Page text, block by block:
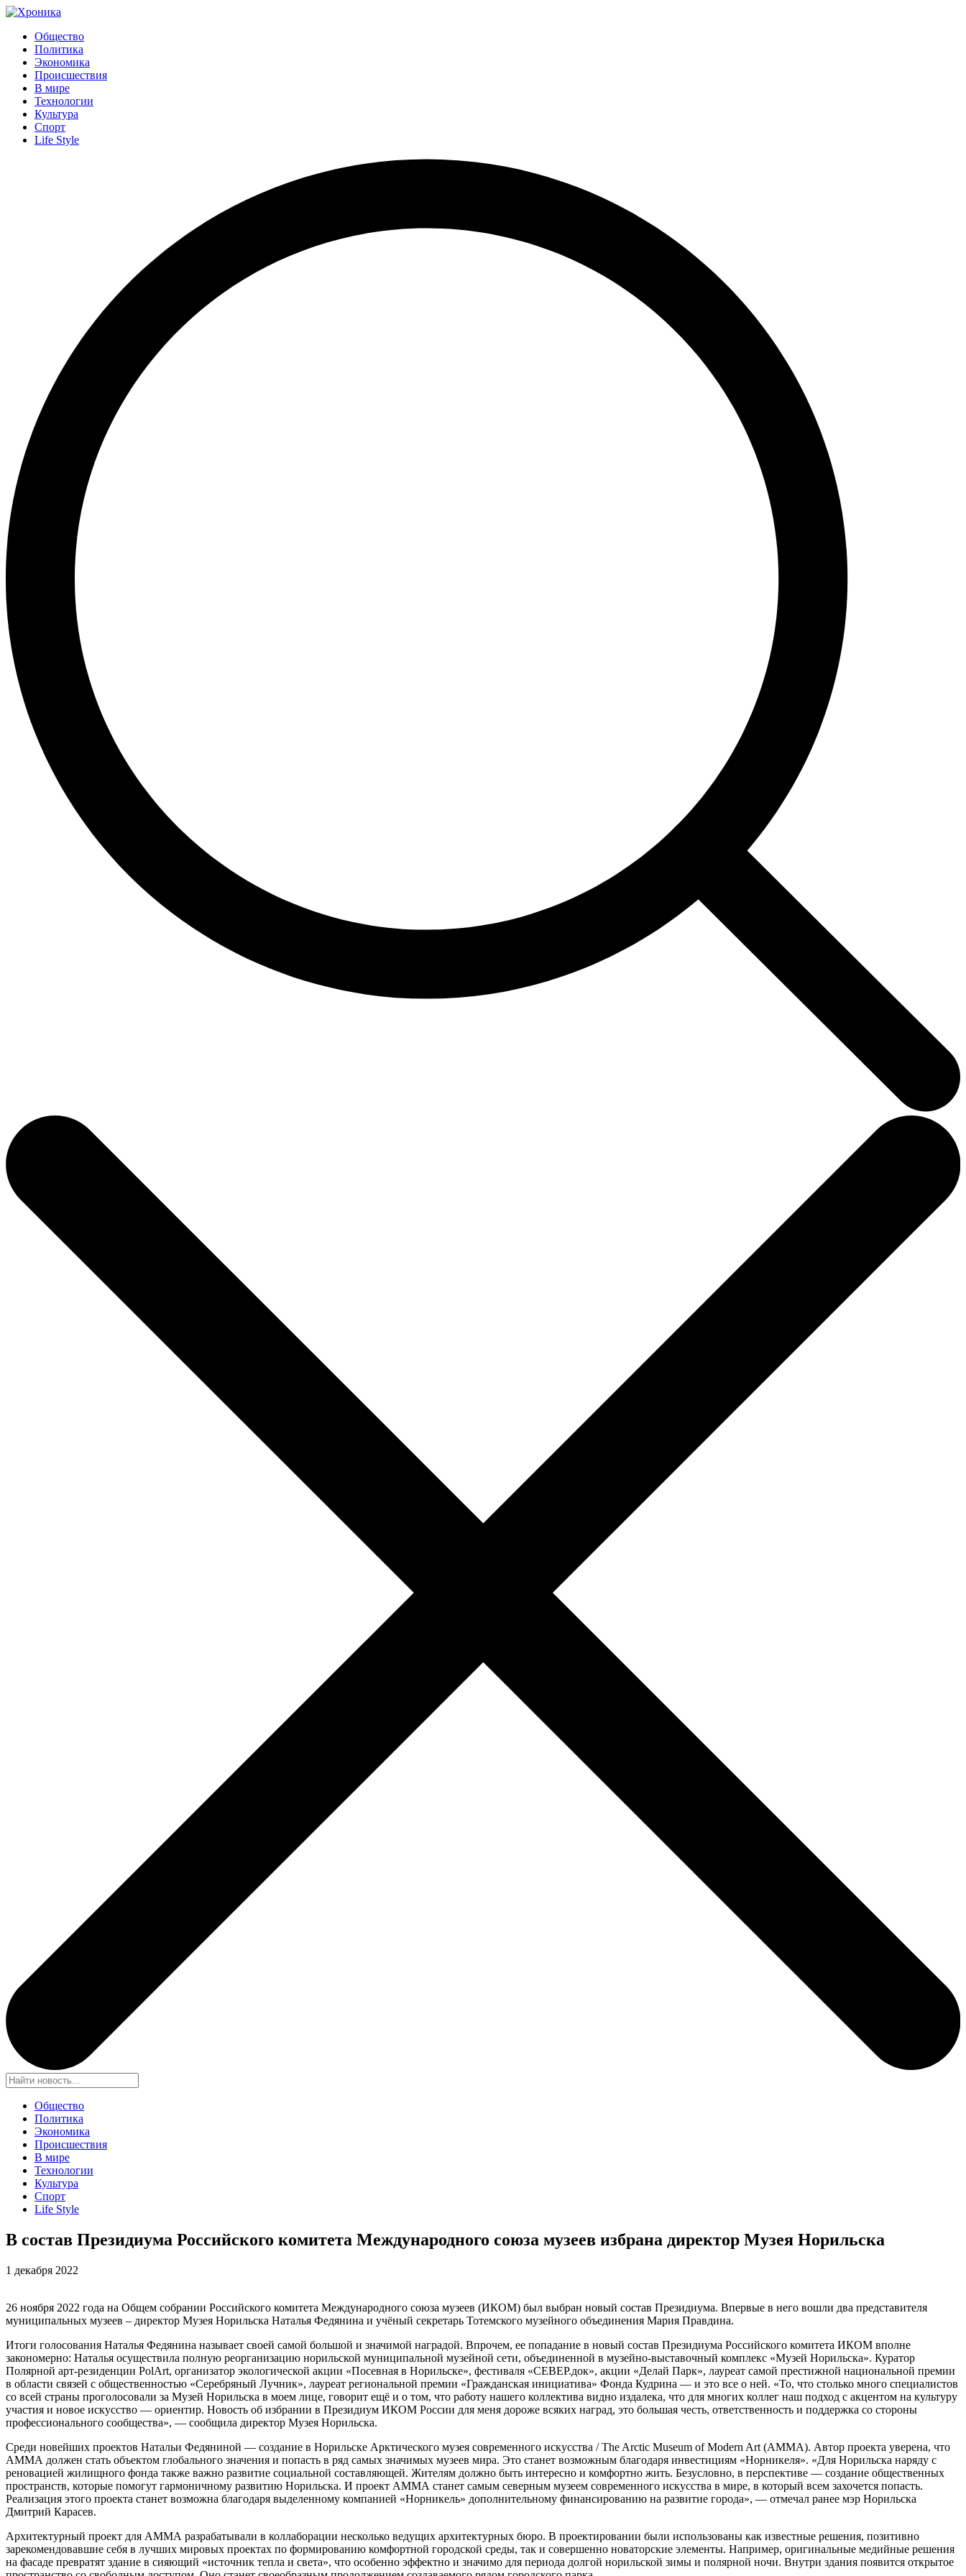
Общество
Политика
Экономика
Происшествия
В мире
Технологии
Культура
Спорт
Life Style
Общество
Политика
Экономика
Происшествия
В мире
Технологии
Культура
Спорт
Life Style
В состав Президиума Российского комитета Международного союза музеев избрана директор Музея Норильска
1 декабря 2022
26 ноября 2022 года на Общем собрании Российского комитета Международного союза музеев (ИКОМ) был выбран новый состав Президиума. Впервые в него вошли два представителя
муниципальных музеев – директор Музея Норильска Наталья Федянина и учёный секретарь Тотемского музейного объединения Мария Правдина.
Итоги голосования Наталья Федянина называет своей самой большой и значимой наградой. Впрочем, ее попадание в новый состав Президиума Российского комитета ИКОМ вполне
закономерно: Наталья осуществила полную реорганизацию норильской муниципальной музейной сети, объединенной в музейно-выставочный комплекс «Музей Норильска». Куратор
Полярной арт-резиденции PolArt, организатор экологической акции «Посевная в Норильске», фестиваля «СЕВЕР.док», акции «Делай Парк», лауреат самой престижной национальной премии
в области связей с общественностью «Серебряный Лучник», лауреат региональной премии «Гражданская инициатива» Фонда Кудрина — и это все о ней. «То, что столько много специалистов
со всей страны проголосовали за Музей Норильска в моем лице, говорит ещё и о том, что работу нашего коллектива видно издалека, что для многих коллег наш подход с акцентом на культуру
участия и новое искусство — ориентир. Новость об избрании в Президиум ИКОМ России для меня дороже всяких наград, это большая честь, ответственность и поддержка со стороны
профессионального сообщества», — сообщила директор Музея Норильска.
Среди новейших проектов Натальи Федяниной — создание в Норильске Арктического музея современного искусства / The Arctic Museum of Modern Art (AMMA). Автор проекта уверена, что
АММА должен стать объектом глобального значения и попасть в ряд самых значимых музеев мира. Это станет возможным благодаря инвестициям «Норникеля». «Для Норильска наряду с
реновацией жилищного фонда также важно развитие социальной составляющей. Жителям должно быть интересно и комфортно жить. Безусловно, в перспективе — создание общественных
пространств, которые помогут гармоничному развитию Норильска. И проект АММА станет самым северным музеем современного искусства в мире, в который всем захочется попасть.
Реализация этого проекта станет возможна благодаря выделенному компанией «Норникель» дополнительному финансированию на развитие города», — отмечал ранее мэр Норильска
Дмитрий Карасев.
Архитектурный проект для АММА разрабатывали в коллаборации несколько ведущих архитектурных бюро. В проектировании были использованы как известные решения, позитивно
зарекомендовавшие себя в лучших мировых проектах по формированию комфортной городской среды, так и совершенно новаторские элементы. Например, оригинальные медийные решения
на фасаде превратят здание в сияющий «источник тепла и света», что особенно эффектно и значимо для периода долгой норильской зимы и полярной ночи. Внутри здания появится открытое